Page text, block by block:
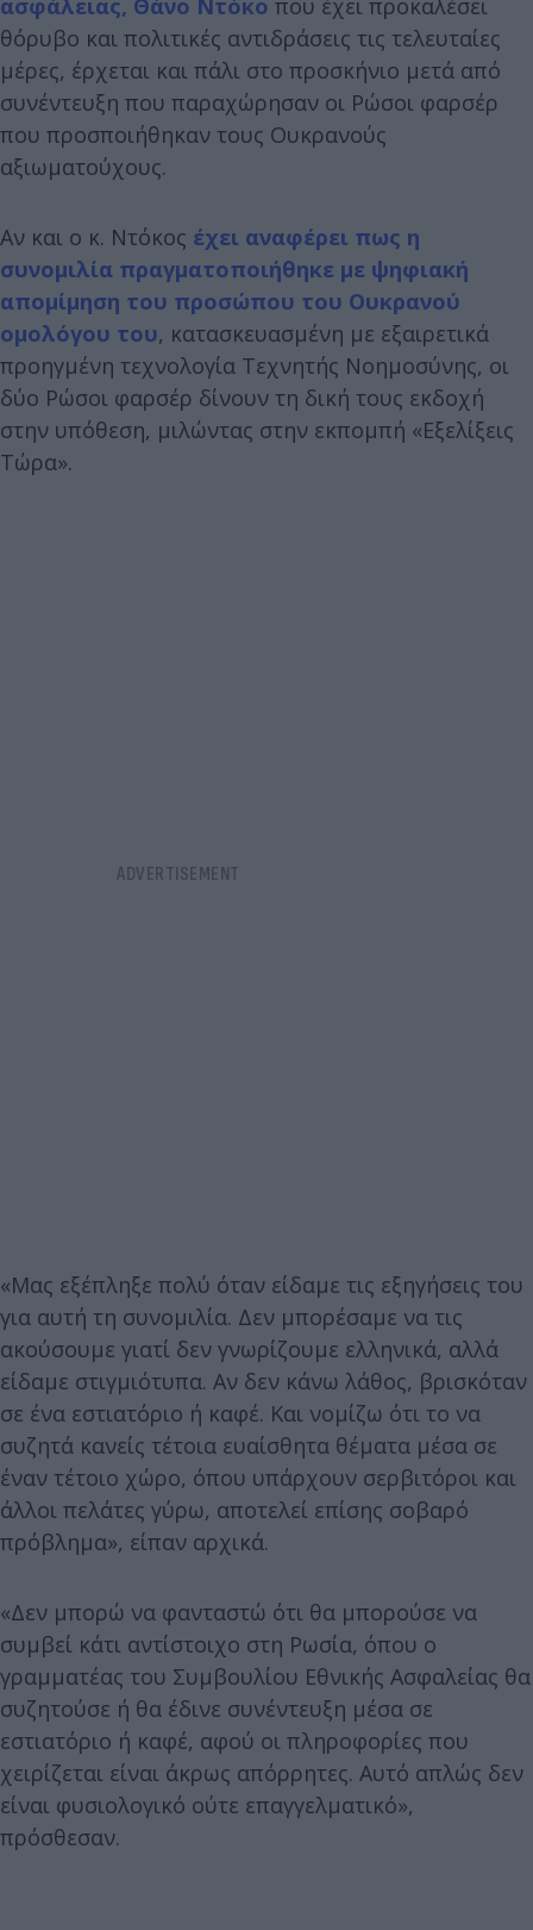
θόρυβο και πολιτικές αντιδράσεις τις τελευταίες
μέρες, έρχεται και πάλι στο προσκήνιο μετά από
συνέντευξη που παραχώρησαν οι Ρώσοι φαρσέρ
που προσποιήθηκαν τους Ουκρανούς
αξιωματούχους.
Αν και ο κ. Ντόκος έχει αναφέρει πως η
συνομιλία πραγματοποιήθηκε με ψηφιακή
απομίμηση του προσώπου του Ουκρανού
ομολόγου του, κατασκευασμένη με εξαιρετικά
προηγμένη τεχνολογία Τεχνητής Νοημοσύνης, οι
δύο Ρώσοι φαρσέρ δίνουν τη δική τους εκδοχή
στην υπόθεση, μιλώντας στην εκπομπή «Εξελίξεις
Τώρα».
«Μας εξέπληξε πολύ όταν είδαμε τις εξηγήσεις του
για αυτή τη συνομιλία. Δεν μπορέσαμε να τις
ακούσουμε γιατί δεν γνωρίζουμε ελληνικά, αλλά
είδαμε στιγμιότυπα. Αν δεν κάνω λάθος, βρισκόταν
σε ένα εστιατόριο ή καφέ. Και νομίζω ότι το να
συζητά κανείς τέτοια ευαίσθητα θέματα μέσα σε
έναν τέτοιο χώρο, όπου υπάρχουν σερβιτόροι και
άλλοι πελάτες γύρω, αποτελεί επίσης σοβαρό
πρόβλημα», είπαν αρχικά.
«Δεν μπορώ να φανταστώ ότι θα μπορούσε να
συμβεί κάτι αντίστοιχο στη Ρωσία, όπου ο
γραμματέας του Συμβουλίου Εθνικής Ασφαλείας θα
συζητούσε ή θα έδινε συνέντευξη μέσα σε
εστιατόριο ή καφέ, αφού οι πληροφορίες που
χειρίζεται είναι άκρως απόρρητες. Αυτό απλώς δεν
είναι φυσιολογικό ούτε επαγγελματικό»,
πρόσθεσαν.